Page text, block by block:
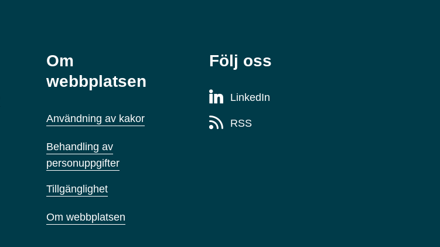
Om
webbplatsen
Användning av kakor
Behandling av
personuppgifter
Tillgänglighet
Om webbplatsen
Följ oss
LinkedIn
RSS